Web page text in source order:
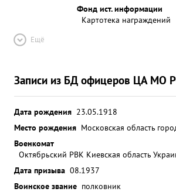
Фонд ист. информации
Картотека награждений
Ещё
Записи из БД офицеров ЦА МО
Дата рождения 23.05.1918
Место рождения Московская область
Военкомат
Октябрьский РВК Киевская область
Дата призыва 08.1937
Воинское звание полковник